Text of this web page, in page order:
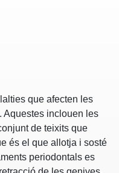
que afecten les
Aquestes inclouen les
de teixits que
és el que allotja i sosté
periodontals es